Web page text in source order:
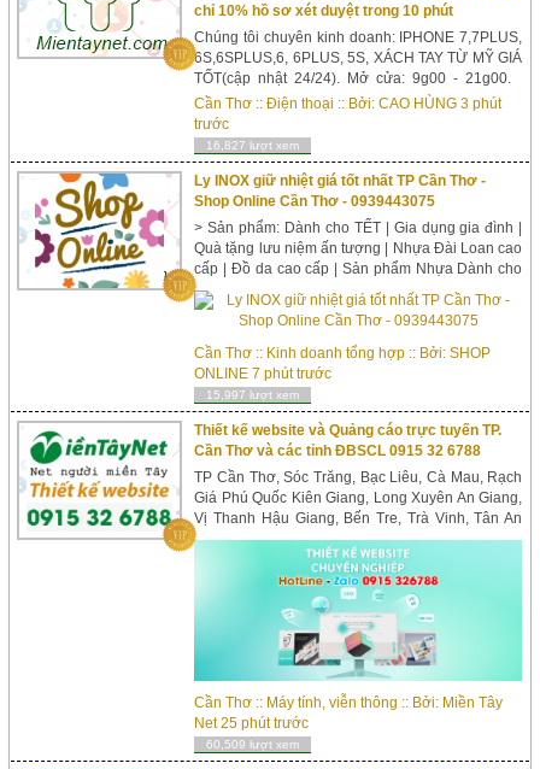
chỉ 10% hồ sơ xét duyệt trong 10 phút
Chúng tôi chuyên kinh doanh: IPHONE 7,7PLUS,
6S,6SPLUS,6, 6PLUS, 5S, XÁCH TAY TỪ MỸ GIÁ
TỐT(cập nhật 24/24). Mở cửa: 9g00 - 21g00.
CỬA HÀNG ĐTDĐ - DỊCH VỤ CẦM ĐỒ CAO
HÙNG BÁN ĐIỆN THOẠI CHẤP NHẬN
THANH TOÁN QUA THẺ: - Tấ...
Cần Thơ ::Điện thoại :: Bởi:CAO HÙNG3 phút
trước
16,827 lượt xem
Ly INOX giữ nhiệt giá tốt nhất TP Cần Thơ -
Shop Online Cần Thơ - 0939443075
> Sản phẩm: Dành cho TẾT | Gia dụng gia đình |
Quà tặng lưu niệm ấn tượng | Nhựa Đài Loan cao
cấp | Đồ da cao cấp | Sản phẩm Nhựa Dành cho
gia đình | Sản phẩm Nhựa Dành cho bé ... giao
hàng TP Cần Thơ và cả nước > Ly INOX giữ nhiệt
Cần Thơ :: Kinh doanh tổng hợp :: Bởi:SHOP
ONLINE 7 phút trước
15,997 lượt xem
Thiết kế website và Quảng cáo trực tuyến TP.
Cần Thơ và các tỉnh ĐBSCL 0915 32 6788
TP Cần Thơ, Sóc Trăng, Bạc Liêu, Cà Mau, Rạch
Giá Phú Quốc Kiên Giang, Long Xuyên An Giang,
Vị Thanh Hậu Giang, Bến Tre, Trà Vinh, Tân An
Long An, Vĩnh Long, Sa Đéc Cao Lãnh Đồng
Tháp, Mỹ Tho Tiền Giang. [MỖI TUẦN 01 Website
Cần Thơ :: Máy tính, viễn thông :: Bởi: Miền Tây
Net 25 phút trước
60,509 lượt xem